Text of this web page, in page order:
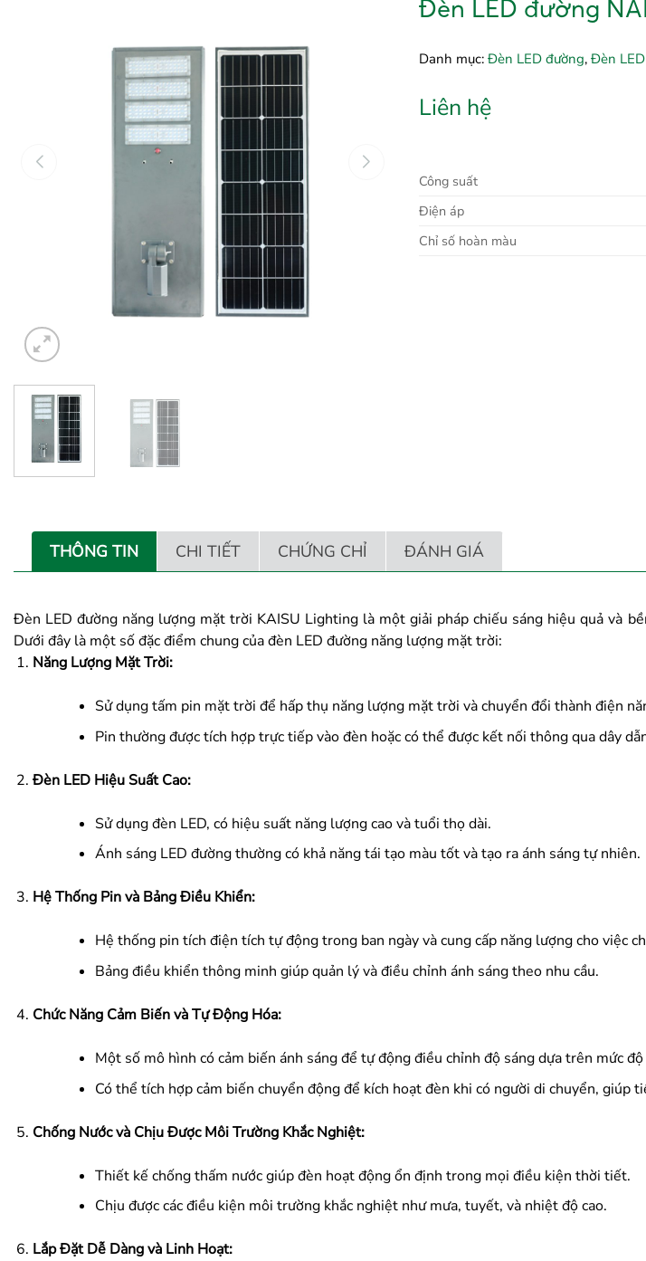
Đèn LED đường
Danh mục: Đèn LED đường, Đèn
Liên hệ
Công suất
Điện áp
Chỉ số hoàn màu
THÔNG TIN CHI TIẾT CHỨNG CHỈ ĐÁNH GIÁ
Đèn LED đường năng lượng mặt trời KAISU Lighting là một giải pháp chiếu sáng hiệu quả và
Dưới đây là một số đặc điểm chung của đèn LED đường năng lượng mặt trời:
Năng Lượng Mặt Trời:
Sử dụng tấm pin mặt trời để hấp thụ năng lượng mặt trời và chuyển đổi thành điện
Pin thường được tích hợp trực tiếp vào đèn hoặc có thể được kết nối thông qua dây
Đèn LED Hiệu Suất Cao:
Sử dụng đèn LED, có hiệu suất năng lượng cao và tuổi thọ dài.
Ánh sáng LED đường thường có khả năng tái tạo màu tốt và tạo ra ánh sáng tự nhiên.
Hệ Thống Pin và Bảng Điều Khiển:
Hệ thống pin tích điện tích tự động trong ban ngày và cung cấp năng lượng cho việc
Bảng điều khiển thông minh giúp quản lý và điều chỉnh ánh sáng theo nhu cầu.
Chức Năng Cảm Biến và Tự Động Hóa:
Một số mô hình có cảm biến ánh sáng để tự động điều chỉnh độ sáng dựa trên mức
Có thể tích hợp cảm biến chuyển động để kích hoạt đèn khi có người di chuyển, giúp
Chống Nước và Chịu Được Môi Trường Khắc Nghiệt:
Thiết kế chống thấm nước giúp đèn hoạt động ổn định trong mọi điều kiện thời tiết.
Chịu được các điều kiện môi trường khắc nghiệt như mưa, tuyết, và nhiệt độ cao.
Lắp Đặt Dễ Dàng và Linh Hoạt: